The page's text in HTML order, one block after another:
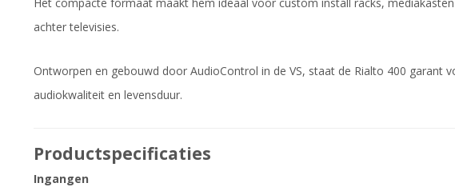
achter televisies.
Ontworpen en gebouwd door AudioControl in de VS, staat de Rialto 400 garant
audiokwaliteit en levensduur.
Productspecificaties
Ingangen